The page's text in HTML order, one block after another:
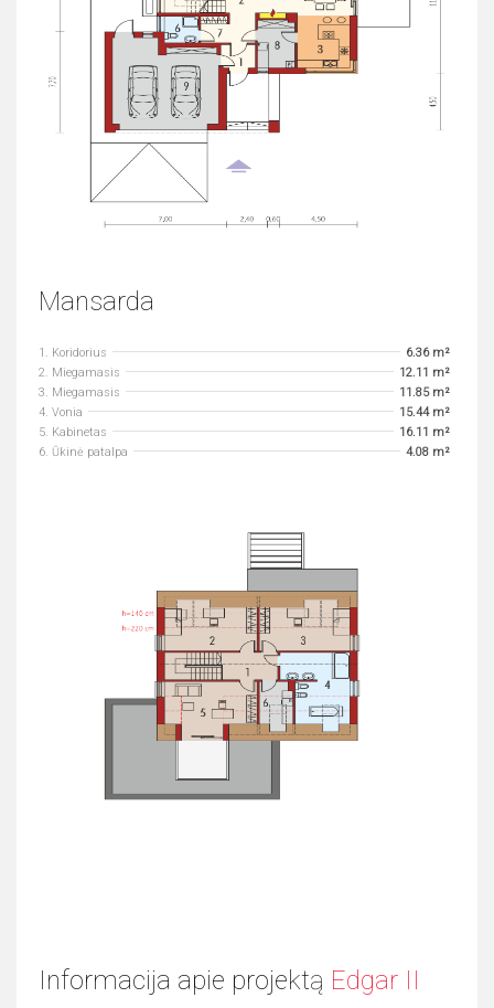
Mansarda
1. Koridorius
6.36 m²
2. Miegamasis
12.11 m²
3. Miegamasis
11.85 m²
4. Vonia
15.44 m²
5. Kabinetas
16.11 m²
6. Ūkinė patalpa
4.08 m²
Informacija apie projektą Edgar II